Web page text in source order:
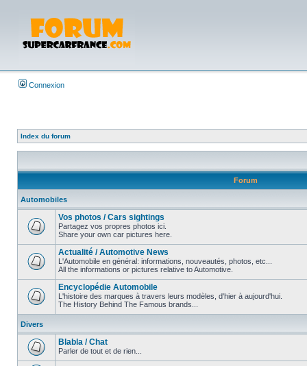
Connexion
Index du forum
Forum
Automobiles
Vos photos / Cars sightings
Partagez vos propres photos ici.
Share your own car pictures here.
Actualité / Automotive News
L'Automobile en général: informations, nouveautés, photos, etc...
All the informations or pictures relative to Automotive.
Encyclopédie Automobile
L'histoire des marques à travers leurs modèles, d'hier à aujourd'hui.
The History Behind The Famous brands...
Divers
Blabla / Chat
Parler de tout et de rien...